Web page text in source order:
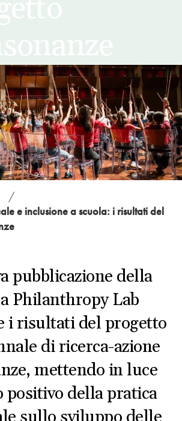
/
e inclusione a scuola: i risultati del
pubblicazione della
Philanthropy Lab
i risultati del progetto
di ricerca-azione
mettendo in luce
positivo della pratica